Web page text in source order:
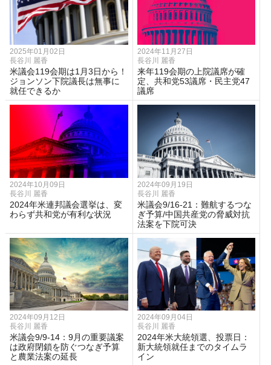
2025年01月02日
長谷川 麗香
米議会119会期は1月3日から！
ジョンソン下院議長は無事に
就任できるか
2024年11月27日
長谷川 麗香
来年119会期の上院議席が確
定、共和党53議席・民主党47
議席
2024年10月09日
長谷川 麗香
2024年米連邦議会選挙は、変
わらず共和党が有利な状況
2024年09月19日
長谷川 麗香
米議会9/16-21：難航するつな
ぎ予算/中国共産党の脅威対抗
法案を下院可決
2024年09月12日
長谷川 麗香
米議会9/9-14：9月の重要議案
は政府閉鎖を防ぐつなぎ予算
と農業法案の延長
2024年09月04日
長谷川 麗香
2024年米大統領選、投票日：
新大統領就任までのタイムラ
イン